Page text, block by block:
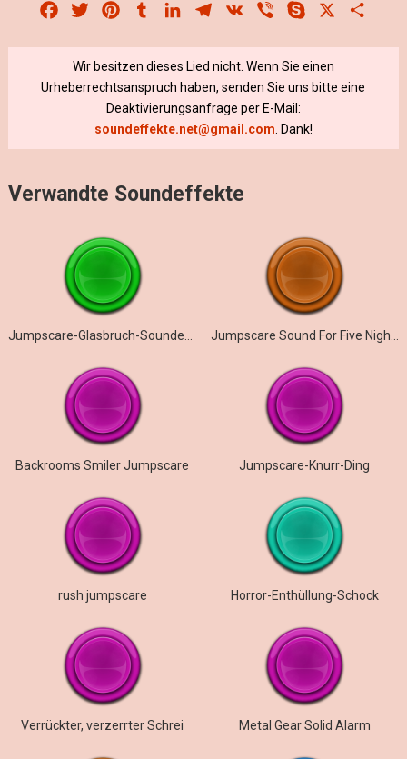
Facebook
Twitter PinterestTumblrLinkedInTelegram
VK Viber Skype
Wir besitzen dieses Lied nicht. Wenn Sie einen
Urheberrechtsanspruch haben, senden Sie uns bitte eine
Deaktivierungsanfrage per E-Mail:
soundeffekte.net@gmail.com . Dank!
Verwandte Soundeffekte
Backrooms Smiler Jumpscare Jumpscare-Knurr-Ding
rush jumpscare Horror-Enthüllung-Schock
Verrückter, verzerrter Schrei Metal Gear Solid Alarm